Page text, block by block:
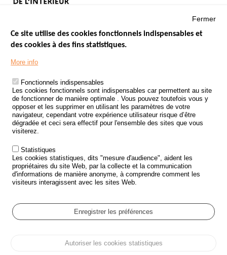
Menu
Footer
LES SITES PUBLICS
ÉTAT DE L’INSÉCURITÉ ROUTIÈRE
TRAITEMENT DES DONNÉES PERSONNELLES DES ACCIDENTS DE
LA ROUTE
ETUDES ET RECHERCHES
APPEL À PROJETS
POLITIQUE DE SÉCURITÉ ROUTIÈRE
Outils
AGENDA
GLOSSAIRE
Cookie settings
Protection des données personnelles et Cookies
Fermer
Ce site utilise des cookies fonctionnels indispensables et
des cookies à des fins statistiques.
More info
Fonctionnels indispensables
Les cookies fonctionnels sont indispensables car permettent au site
de fonctionner de manière optimale . Vous pouvez toutefois vous y
opposer et les supprimer en utilisant les paramètres de votre
navigateur, cependant votre expérience utilisateur risque d’être
dégradée et ceci sera effectif pour l'ensemble des sites que vous
visiterez.
Statistiques
Les cookies statistiques, dits "mesure d'audience", aident les
propriétaires du site Web, par la collecte et la communication
d'informations de manière anonyme, à comprendre comment les
visiteurs interagissent avec les sites Web.
Enregistrer les préférences
Autoriser les cookies statistiques